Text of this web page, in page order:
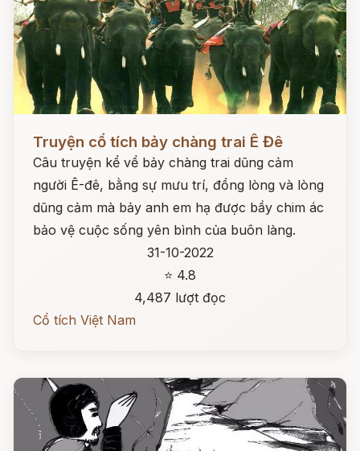
Truyện cổ tích bảy chàng trai Ê Đê
Câu truyện kể vể bảy chàng trai dũng cảm
người Ê-đê, bằng sự mưu trí, đồng lòng và lòng
dũng cảm mà bảy anh em hạ được bầy chim ác
bảo vệ cuộc sống yên bình của buôn làng.
31-10-2022
⭐ 4.8
4,487 lượt đọc
Cổ tích Việt Nam